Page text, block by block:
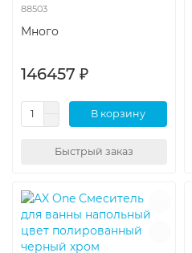
88503
Много
146457 ₽
В корзину
Быстрый заказ